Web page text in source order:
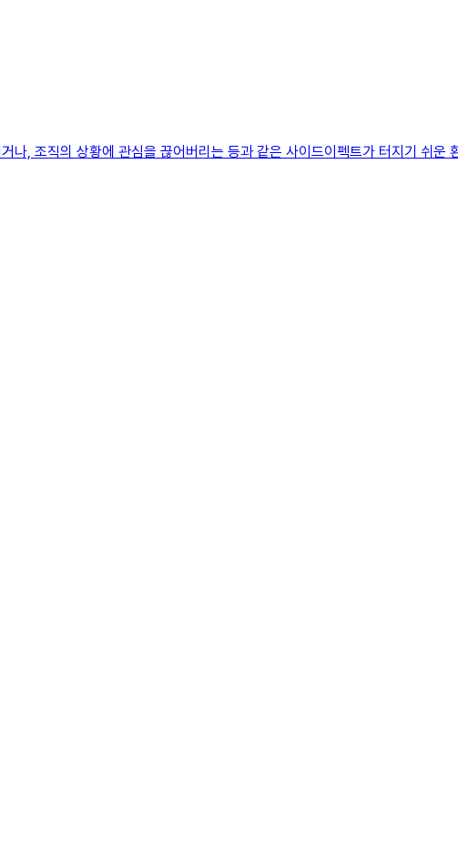
나, 조직의 상황에 관심을 끊어버리는 등과 같은 사이드이펙트가 터지기 쉬운